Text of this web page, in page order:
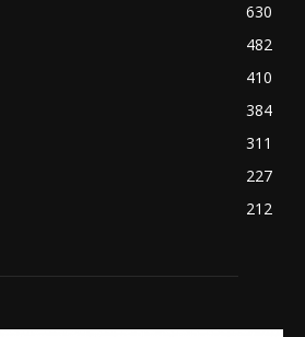
630
482
410
384
311
227
212